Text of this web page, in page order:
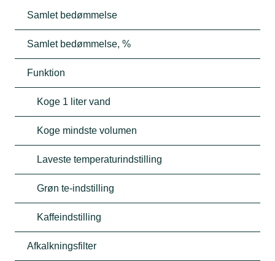
Samlet bedømmelse
Samlet bedømmelse, %
Funktion
Koge 1 liter vand
Koge mindste volumen
Laveste temperaturindstilling
Grøn te-indstilling
Kaffeindstilling
Afkalkningsfilter